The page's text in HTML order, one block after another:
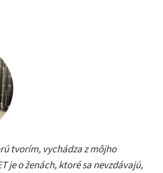
tvorím, vychádza z môjho
je o ženách, ktoré sa nevzdávajú,